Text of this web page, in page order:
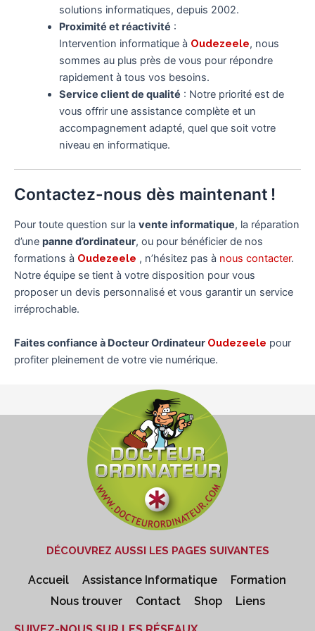
solutions informatiques, depuis 2002.
Proximité et réactivité :
Intervention informatique à Oudezeele, nous
sommes au plus près de vous pour répondre
rapidement à tous vos besoins.
Service client de qualité : Notre priorité est de
vous offrir une assistance complète et un
accompagnement adapté, quel que soit votre
niveau en informatique.
Contactez-nous dès maintenant !
Pour toute question sur la vente informatique, la réparation
d’une panne d’ordinateur, ou pour bénéficier de nos
formations à Oudezeele , n’hésitez pas à nous contacter.
Notre équipe se tient à votre disposition pour vous
proposer un devis personnalisé et vous garantir un service
irréprochable.
Faites confiance à Docteur Ordinateur Oudezeele pour
profiter pleinement de votre vie numérique.
DÉCOUVREZ AUSSI LES PAGES SUIVANTES
Accueil Assistance Informatique
Formation
Nous trouver
Contact Shop Liens